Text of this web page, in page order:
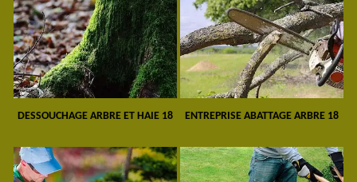
DESSOUCHAGE ARBRE ET HAIE 18 ENTREPRISE ABATTAGE ARBRE 18